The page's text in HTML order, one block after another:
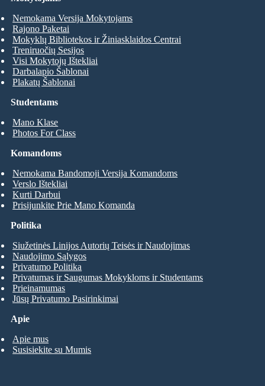
Studentams
Mano Klase
Photos For Class
Nemokama Versija Mokytojams
Rajono Paketai
Mokyklų Bibliotekos ir Žiniasklaidos Centrai
Treniruočių Sesijos
Visi Mokytojų Ištekliai
Darbalapio Šablonai
Plakatų Šablonai
Komandoms
Nemokama Bandomoji Versija Komandoms
Verslo Ištekliai
Kurti Darbui
Prisijunkite Prie Mano Komanda
Apie
Apie mus
Susisiekite su Mumis
Politika
Siužetinės Linijos Autorių Teisės ir Naudojimas
Naudojimo Sąlygos
Privatumo Politika
Privatumas ir Saugumas Mokykloms ir Studentams
Prieinamumas
Jūsų Privatumo Pasirinkimai